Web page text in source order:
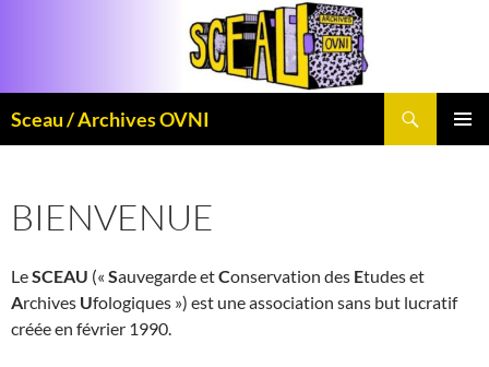
Sceau / Archives OVNI
BIENVENUE
LeSCEAU (« Sauvegarde etConservation des Etudes et
Archives Ufologiques ») est une association sans but lucratif
créée en février 1990.